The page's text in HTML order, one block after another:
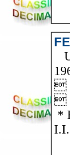


*